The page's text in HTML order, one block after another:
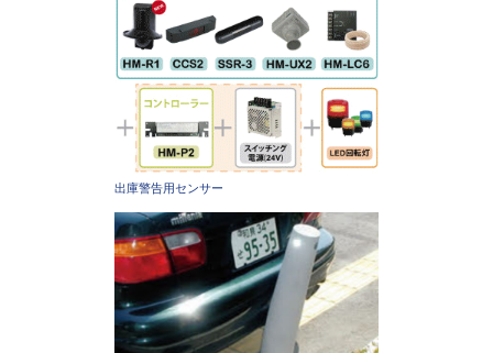
出庫警告用センサー